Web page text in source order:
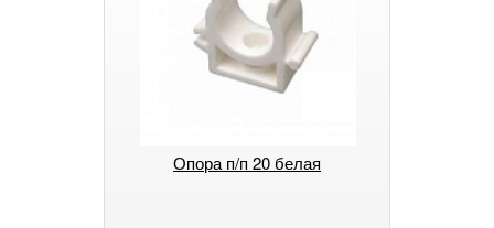
Опора п/п 20 белая